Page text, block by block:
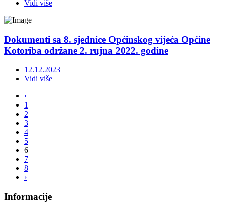
Vidi više
Dokumenti sa 8. sjednice Općinskog vijeća Općine
Kotoriba održane 2. rujna 2022. godine
12.12.2023
Vidi više
‹
1
2
3
4
5
6
7
8
›
Informacije